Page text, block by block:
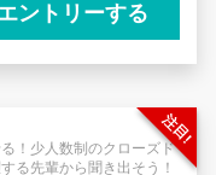
らこそ、短時間で
で作れる時代。し
データを使ってい
官は、AIを使って作
ントリーする
！少人数制のクローズド
る先輩から聞き出そう！